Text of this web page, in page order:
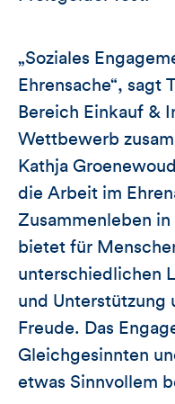
„Soziales
Ehrensache“, sagt
Bereich Einkauf &
Wettbewerb
Kathja
die Arbeit im
Zusammenleben
bietet für
unterschiedlichen
und Unterstützung
Freude. Das
Gleichgesinnten
etwas Sinnvollem